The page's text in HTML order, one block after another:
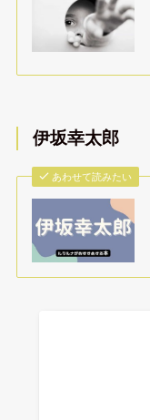
伊坂幸太郎
あわせて読みたい